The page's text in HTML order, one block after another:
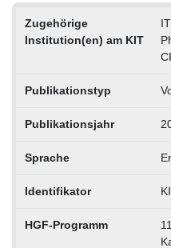
Zugehörige
Institution(en) am KIT
Publikationstyp
Publikationsjahr
Sprache
Identifikator
HGF-Programm